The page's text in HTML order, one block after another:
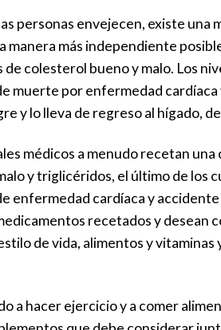
personas envejecen, existe
manera más independiente
de colesterol bueno y malo. Los
muerte por enfermedad
y lo lleva de regreso al hígado,
médicos a menudo recetan
y triglicéridos, el último de los
enfermedad cardíaca y
recetados y desean
de vida, alimentos y
a hacer ejercicio y a comer